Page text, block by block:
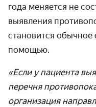
года меняется не
выявления
становится
помощью.
«Если у пациента
перечня
организация